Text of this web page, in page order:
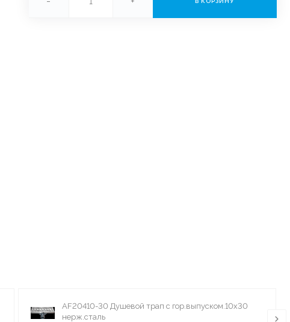
AF20410-30 Душевой трап с гор.выпуском.10х30
нерж.сталь